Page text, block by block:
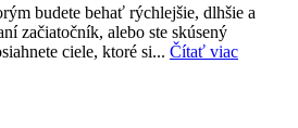
budete behať rýchlejšie, dlhšie a
začiatočník, alebo ste skúsený
ciele, ktoré si... Čítať viac